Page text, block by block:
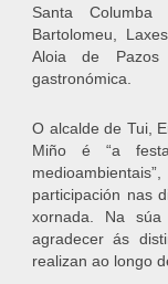
Santa
Bartolomeu,
Aloia de
gastronómica.
O alcalde de Tui,
Miño é “a
participación nas
xornada. Na súa
agradecer ás
realizan ao longo